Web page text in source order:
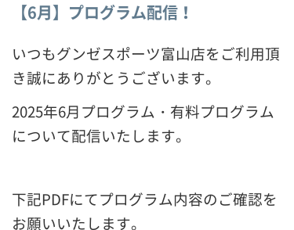
【6月】プログラム配信！
いつもグンゼスポーツ富山店をご利用頂
き誠にありがとうございます。
2025年6月プログラム・有料プログラム
について配信いたします。
下記PDFにてプログラム内容のご確認を
お願いいたします。